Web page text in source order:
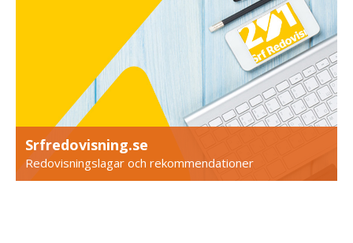
Srfredovisning.se
Redovisningslagar och rekommendationer